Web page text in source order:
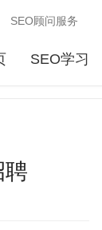
SEO学习
SEO顾问服务
聘